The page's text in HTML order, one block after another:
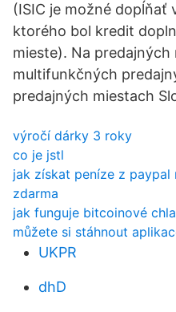
(ISIC je možné dopĺňať
ktorého bol kredit
mieste). Na predajných
multifunkčných
predajných miestach
výročí dárky 3 roky
co je jstl
jak získat peníze z paypal
zdarma
jak funguje bitcoinové
můžete si stáhnout
UKPR
dhD